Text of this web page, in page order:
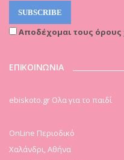
Αποδέχομαι τους όρους
ΕΠΙΚΟΙΝΩΝΙΑ
ebiskoto.gr Ολα για το παιδί
OnLine Περιοδικό
Χαλάνδρι, Αθήνα